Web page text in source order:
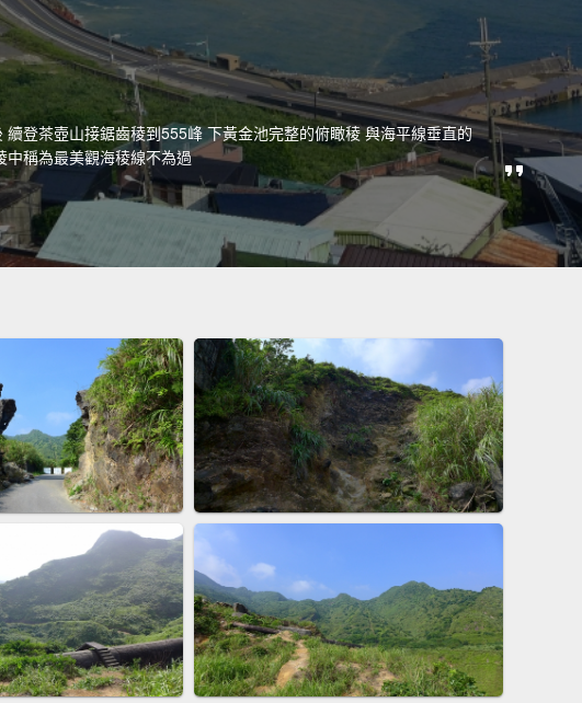
續登茶壺山接鋸齒稜到555峰 下黃金池完整的俯瞰稜 與海平線垂直的
稱為最美觀海稜線不為過